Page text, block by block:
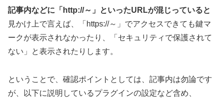
記事内などに「http://～」といったURLが混じっていると
見かけ上で言えば、「https://～」でアクセスできても鍵マ
ークが表示されなかったり、「セキュリティで保護されて
ない」と表示されたりします。
ということで、確認ポイントとしては、記事内は勿論です
が、以下に説明しているプラグインの設定など含め、